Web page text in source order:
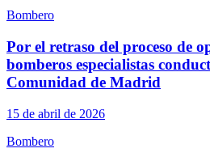
Bombero
Por el retraso del proceso de
bomberos especialistas
Comunidad de Madrid
15 de abril de 2026
Bombero